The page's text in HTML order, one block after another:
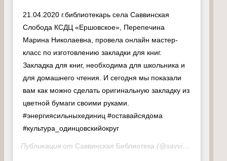
21.04.2020 г.библиотекарь села Саввинская
Слобода КСДЦ «Ершовское», Перепечина
Марина Николаевна, провела онлайн мастер-
класс по изготовлению закладки для книг.
Закладка для книг, необходима для школьника и
для домашнего чтения. И сегодня мы показали
вам как можно сделать оригинальную закладку из
цветной бумаги своими руками.
#энергиясильныхединиц #оставайсядома
#культура_одинцовскийокруг
Публикация от Саввинская Библиотека (@savvinskaiabiblioteka)